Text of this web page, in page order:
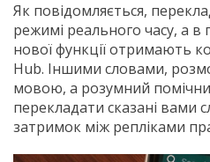
Як повідомляється,
режимі реального часу, а в
нової функції отримають
Hub. Іншими словами,
мовою, а розумний
перекладати сказані вами
затримок між репліками